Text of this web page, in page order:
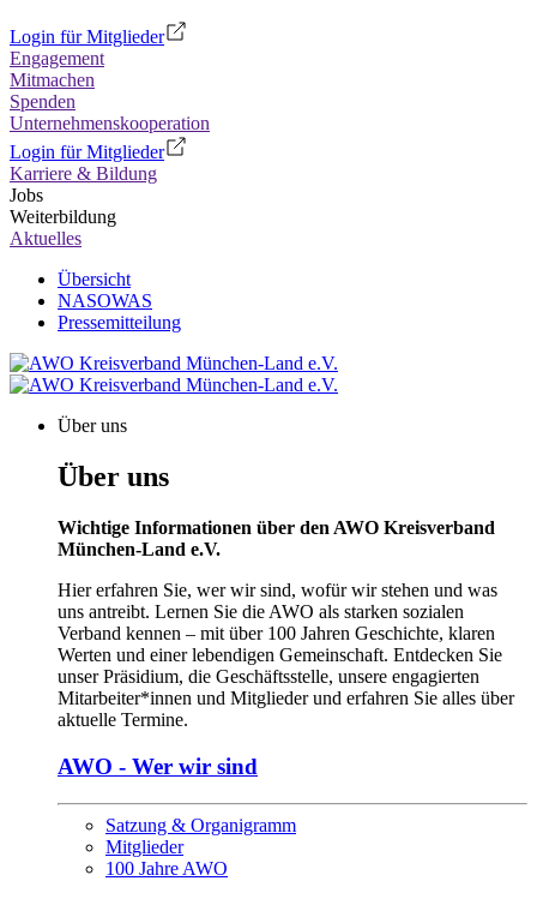
Login für Mitglieder
Engagement
Mitmachen
Spenden
Unternehmenskooperation
Login für Mitglieder
Karriere & Bildung
Jobs
Weiterbildung
Aktuelles
Übersicht
NASOWAS
Pressemitteilung
Über uns
Über uns
Wichtige Informationen über den AWO Kreisverband
München-Land e.V.
Hier erfahren Sie, wer wir sind, wofür wir stehen und was
uns antreibt. Lernen Sie die AWO als starken sozia­len
Verband kennen – mit über 100 Jahren Geschichte, klaren
Werten und einer lebendigen Ge­mein­schaft. Entdecken Sie
unser Präsidium, die Geschäftsstelle, unsere engagierten
Mitarbeiter*innen und Mitglieder und erfahren Sie alles über
aktuelle Termine.
AWO - Wer wir sind
Satzung & Organigramm
Mitglieder
100 Jahre AWO